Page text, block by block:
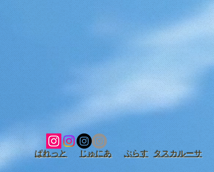
ぱれっと じゅにあ ぷらす タスカルーサ